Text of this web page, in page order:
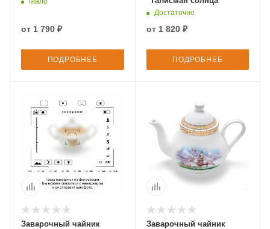
от 1 790 ₽
ПОДРОБНЕЕ
Достаточно
от 1 820 ₽
ПОДРОБНЕЕ
Заварочный чайник
Заварочный чайник